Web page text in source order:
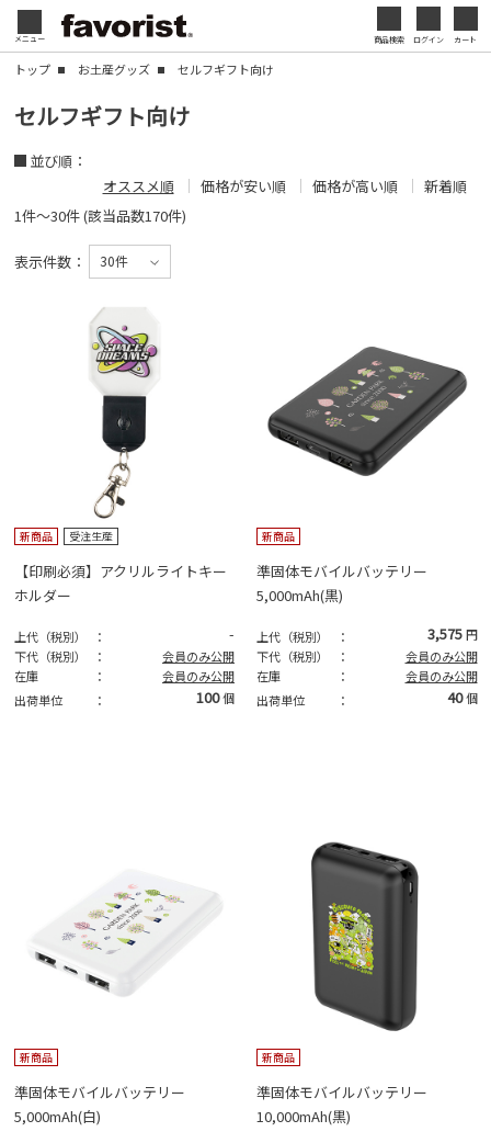
メニュー 商品検索 ログイン カート
トップ お土産グッズ セルフギフト向け
セルフギフト向け
並び順：
オススメ順
価格が安い順 価格が高い順
新着順
1件～30件 (該当品数170件)
表示件数：
新商品 受注生産
【印刷必須】アクリルライトキー
ホルダー
上代（税別） ： -
下代（税別） ：
会員のみ公開
在庫
：
会員のみ公開
出荷単位
： 100個
新商品
準固体モバイルバッテリー
5,000mAh(黒)
上代（税別） ： 3,575 円
下代（税別）
：
会員のみ公開
在庫
：
会員のみ公開
出荷単位
： 40 個
新商品
準固体モバイルバッテリー
5,000mAh(白)
新商品
準固体モバイルバッテリー
10,000mAh(黒)
会社名・ロゴ・メッセージなどを印刷して、オリジ
ナルデザインのノベルティを制作できます。展示会
ド認知度の向上にも効果的です。
閉じる